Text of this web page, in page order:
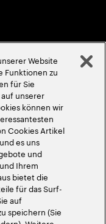
Website
Funktionen zu
für Sie
unserer
können wir
Cookies Artikel
es uns
und
Ihrem
bietet die
für das Surf-
auf
speichern (Sie